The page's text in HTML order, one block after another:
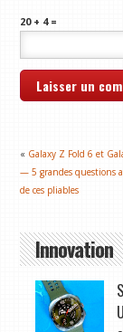
20 + 4 =
« Galaxy Z Fold 6 et
— 5 grandes questions
de ces pliables
Innovation